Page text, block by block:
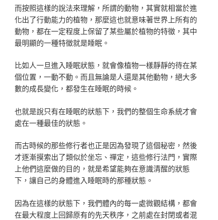
而按照這樣的說法來理解，所謂的動物，其實就相當於進
化出了行動能力的植物，那麼這也就意味著世界上所有的
動物，都在一定程度上保留了某些屬於植物的特徵，其中
最明顯的一種特徵就是睡眠。
比如人一旦進入睡眠狀態，就會像植物一樣靜靜的待在某
個位置，一動不動。而且無論是人還是其他動物，絕大多
數的成長變化，都發生在睡眠的時候。
也就是說只有在睡眠的狀態下，我們的整個生命系統才會
處在一種最佳的狀態。
而古時候的那些修行者也正是因為發現了這個秘密，然後
才逐漸摸索出了類似於坐忘、禪定，這些修行法門，實際
上他們這麼做的目的，就是希望能夠在意識清醒的狀態
下，讓自己的身體進入睡眠時的那種狀態。
因為在這樣的狀態下，我們體內的每一處微觀結構，都會
在最大程度上回歸原有的先天秩序，之前處在封閉或者混